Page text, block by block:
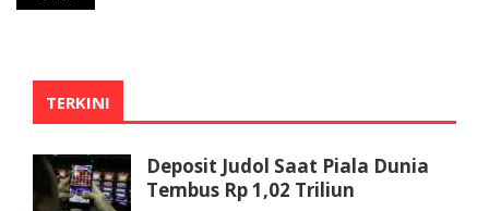
TERKINI
Deposit Judol Saat Piala Dunia
Tembus Rp 1,02 Triliun